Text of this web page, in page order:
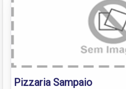
Pizzaria Sampaio